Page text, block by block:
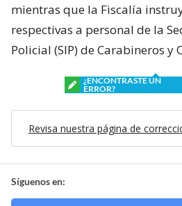
mientras que la Fiscalía
respectivas a personal de la
Policial (SIP) de Carabineros y
¿ENCONTRASTE UN
ERROR?
Revisa nuestra página de
Síguenos en: